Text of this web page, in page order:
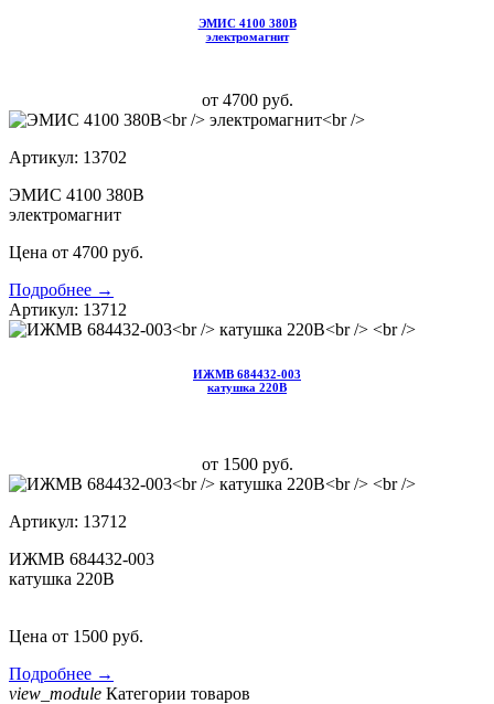
ЭМИС 4100 380В
электромагнит
от 4700 руб.
Артикул: 13702
ЭМИС 4100 380В
электромагнит
Цена от 4700 руб.
Подробнее →
Артикул: 13712
ИЖМВ 684432-003
катушка 220В
от 1500 руб.
Артикул: 13712
ИЖМВ 684432-003
катушка 220В
Цена от 1500 руб.
Подробнее →
view_module Категории товаров